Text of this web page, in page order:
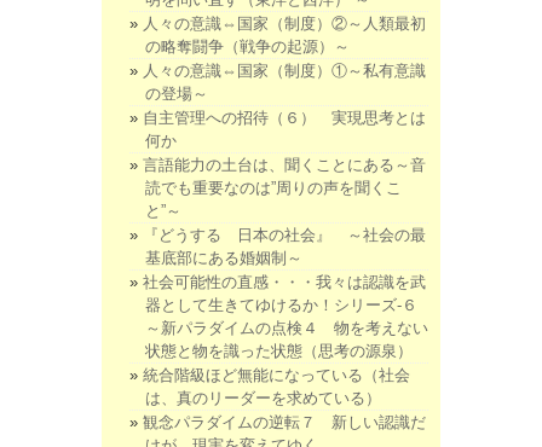
人々の意識⇔国家（制度）②～人類最初
の略奪闘争（戦争の起源）～
人々の意識⇔国家（制度）①～私有意識
の登場～
自主管理への招待（６） 実現思考とは
何か
言語能力の土台は、聞くことにある～音
読でも重要なのは”周りの声を聞くこ
と”～
『どうする 日本の社会』 ～社会の最
基底部にある婚姻制～
社会可能性の直感・・・我々は認識を武
器として生きてゆけるか！シリーズ-６
～新パラダイムの点検４ 物を考えない
状態と物を識った状態（思考の源泉）
統合階級ほど無能になっている（社会
は、真のリーダーを求めている）
観念パラダイムの逆転７ 新しい認識だ